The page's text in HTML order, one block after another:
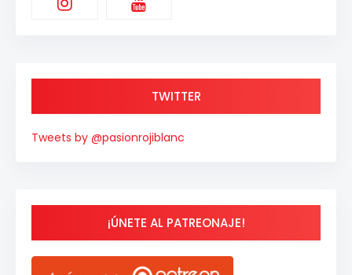
TWITTER
Tweets by @pasionrojiblanc
¡ÚNETE AL PATREONAJE!